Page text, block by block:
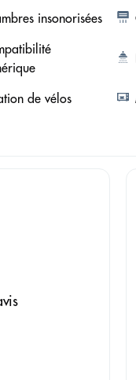
insonorisées
de vélos